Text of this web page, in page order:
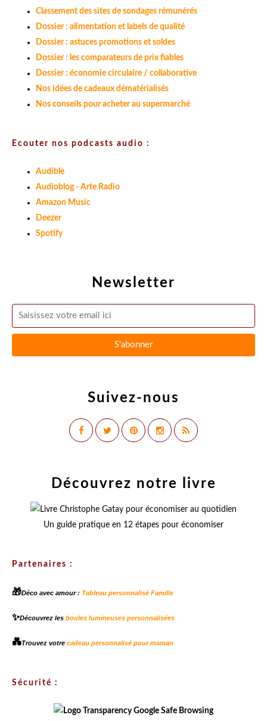
Newsletter
Suivez-nous
Classement des sites de sondages rémunérés
Dossier : alimentation et labels de qualité
Dossier : astuces promotions et soldes
Dossier : les comparateurs de prix fiables
Dossier : économie circulaire / collaborative
Nos idées de cadeaux dématérialisés
Nos conseils pour acheter au supermarché
Ecouter nos podcasts audio :
Audible
Audioblog - Arte Radio
Amazon Music
Deezer
Spotify
Découvrez notre livre
Un guide pratique en 12 étapes pour économiser
Partenaires :
🎁Déco avec amour : Tableau personnalisé Famille
✨Découvrez les boules lumineuses personnalisées
💑Trouvez votre cadeau personnalisé pour maman
Sécurité :